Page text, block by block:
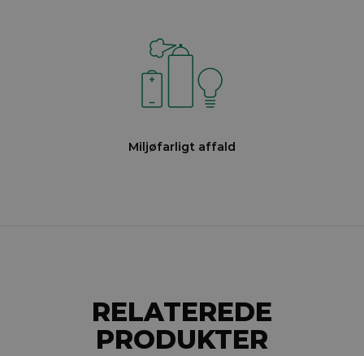
Miljøfarligt affald
RELATEREDE
PRODUKTER